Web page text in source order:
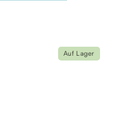
Auf Lager